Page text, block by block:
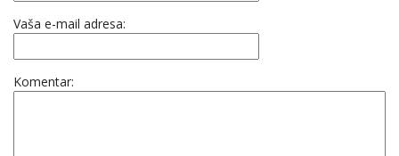
Vaša e-mail adresa:
Komentar: